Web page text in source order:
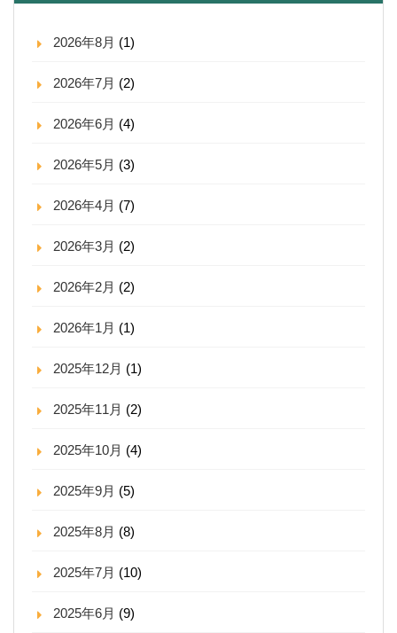
2026年8月 (1)
2026年7月 (2)
2026年6月 (4)
2026年5月 (3)
2026年4月 (7)
2026年3月 (2)
2026年2月 (2)
2026年1月 (1)
2025年12月 (1)
2025年11月 (2)
2025年10月 (4)
2025年9月 (5)
2025年8月 (8)
2025年7月 (10)
2025年6月 (9)